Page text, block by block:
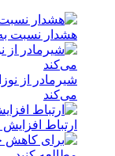
هشدار نسبت
شیرمادر از
می‌کند
ارتباط